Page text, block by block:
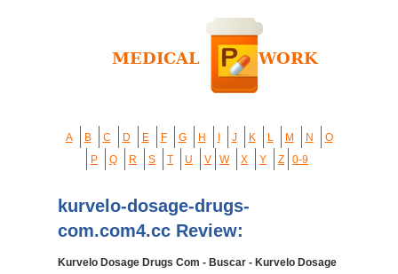
A B C D E F G H J K L M N
O
P
Q R S T U V W X Y Z 0-9
kurvelo-dosage-drugs-
com.com4.cc Review:
Kurvelo Dosage Drugs Com - Buscar - Kurvelo Dosage